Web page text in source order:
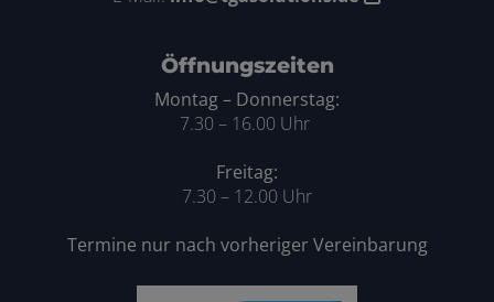
Öffnungszeiten
Montag – Donnerstag:
7.30 – 16.00 Uhr
Freitag:
7.30 – 12.00 Uhr
Termine nur nach vorheriger Vereinbarung